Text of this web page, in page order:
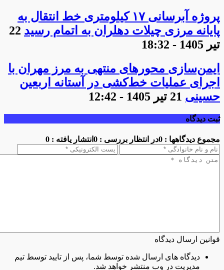
پروژه آبرسانی ۱۷ کیلومتری خط انتقال به
پایانه مرزی چیلات دهلران به اتمام رسید 22
تیر 1405 - 18:32
ایمن‌سازی محورهای منتهی به مرز مهران با
اجرای عملیات خط‌کشی در آستانه اربعین
حسینی 21 تیر 1405 - 12:42
ثبت دیدگاه
مجموع دیدگاهها : 0 در انتظار بررسی : 0 انتشار یافته : 0
قوانین ارسال دیدگاه
دیدگاه های ارسال شده توسط شما، پس از تایید توسط تیم
مدیریت در وب منتشر خواهد شد.